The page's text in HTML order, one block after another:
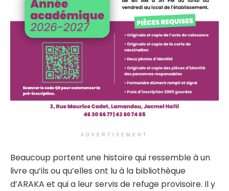
ADVERTISEMENT
Beaucoup portent une histoire qui ressemble à un
livre qu’ils ou qu’elles ont lu à la bibliothèque
d’ARAKA et qui a leur servis de refuge provisoire. Il y